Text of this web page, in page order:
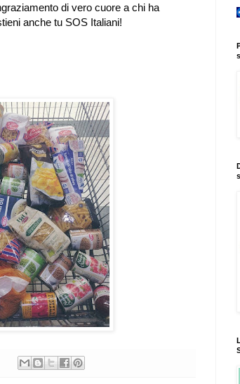
di vero cuore a chi ha
anche tu SOS Italiani!